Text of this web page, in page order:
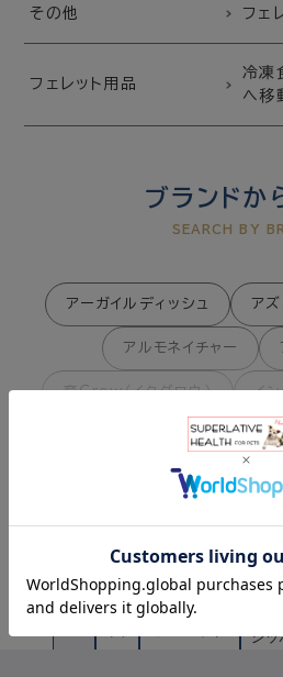
その他 フェ
フェレット用品
冷凍
へ移
ブランドか
SEARCH BY
アーガイルディッシュ ア
アルモネイチャー
育Grow（イクグロウ） イ
オーラバイオ
クート サ
ジーランディア シェフ
つ
テラカニス＆テラフェリス
もっと見
ナンナさん
COLUMN
シッ